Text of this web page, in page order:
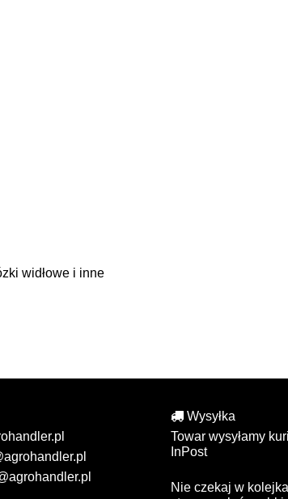
widłowe i inne
Wysyłka
Towar wysyłamy
InPost
Nie czekaj w